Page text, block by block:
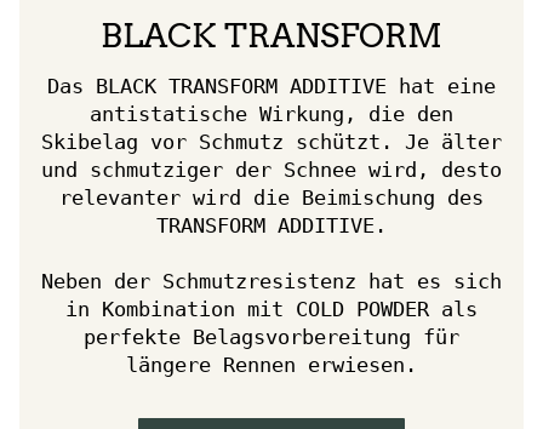
BLACK TRANSFORM
Das BLACK TRANSFORM ADDITIVE hat eine
antistatische Wirkung, die den
Skibelag vor Schmutz schützt. Je älter
und schmutziger der Schnee wird, desto
relevanter wird die Beimischung des
TRANSFORM ADDITIVE.
Neben der Schmutzresistenz hat es sich
in Kombination mit COLD POWDER als
perfekte Belagsvorbereitung für
längere Rennen erwiesen.